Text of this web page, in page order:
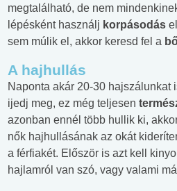
megtalálható, de nem
lépésként használj korpásodás
sem múlik el, akkor keresd fel a
A hajhullás
Naponta akár 20-30 hajszálunkat
ijedj meg, ez még teljesen
azonban ennél több hullik ki,
nők hajhullásának az okát
a férfiakét. Először is azt kell
hajlamról van szó, vagy valami